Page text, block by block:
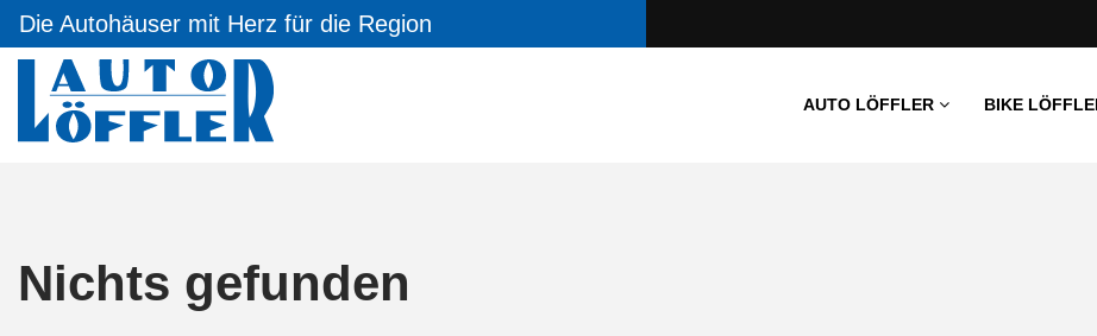
Die Autohäuser mit Herz für die Region
AUTO LÖFFLER BIKE
Nichts gefunden